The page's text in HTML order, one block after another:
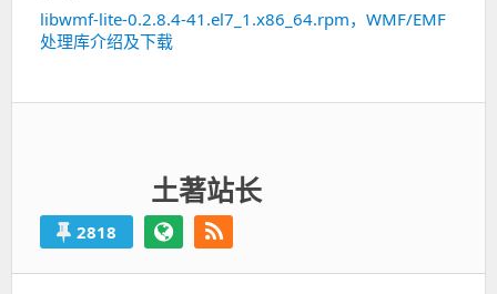
下
一
libwmf-lite-0.2.8.4-41.el7_1.x86_64.rpm，WMF/EMF
处理库介绍及下载
土著站长
2818